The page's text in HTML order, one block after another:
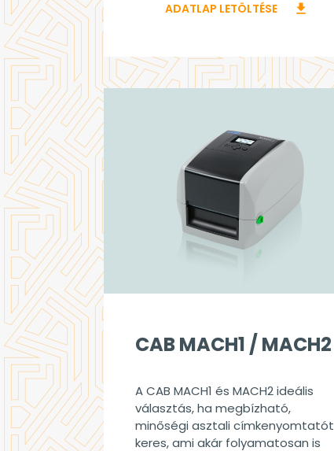
ADATLAP LETÖLTÉSE download
CAB MACH1 / MACH2
A CAB MACH1 és MACH2 ideális
választás, ha megbízható,
minőségi asztali címkenyomtatót
keres, ami akár folyamatosan is